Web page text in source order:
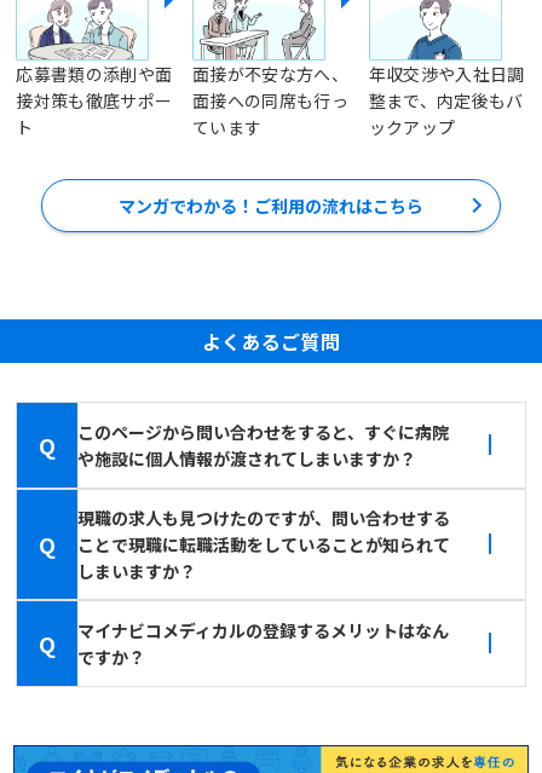
応募書類の添削や面
接対策も徹底サポー
ト
面接が不安な方へ、
面接への同席も行っ
ています
年収交渉や入社日調
整まで、内定後もバ
ックアップ
マンガでわかる！ご利用の流れはこちら
よくあるご質問
Q
このページから問い合わせをすると、すぐに病院
や施設に個人情報が渡されてしまいますか？
Q
現職の求人も見つけたのですが、問い合わせする
ことで現職に転職活動をしていることが知られて
しまいますか？
Q
マイナビコメディカルの登録するメリットはなん
ですか？